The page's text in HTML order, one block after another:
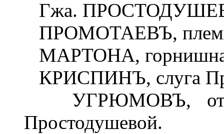
Гжа.
ПРОМОТАЕВЪ,
МАРТОНА,
КРИСПИНЪ, слуга
УГРЮМОВЪ,
Простодушевой.